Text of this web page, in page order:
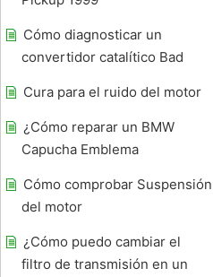
Cómo diagnosticar un
convertidor catalítico Bad
Cura para el ruido del motor
¿Cómo reparar un BMW
Capucha Emblema
Cómo comprobar Suspensión
del motor
¿Cómo puedo cambiar el
filtro de transmisión en un